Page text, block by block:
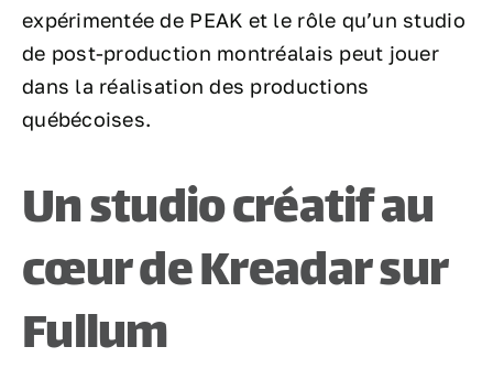
expérimentée de PEAK et le rôle qu’un studio
de post-production montréalais peut jouer
dans la réalisation des productions
québécoises.
Un studio créatif au
cœur de Kreadar sur
Fullum